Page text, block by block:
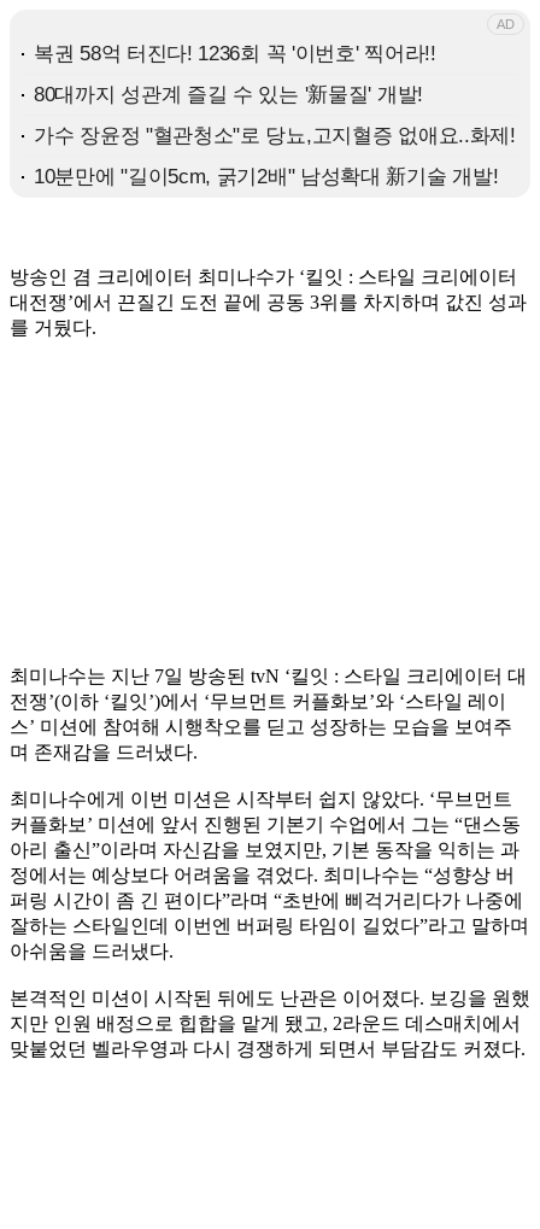
방송인 겸 크리에이터 최미나수가 ‘킬잇 : 스타일 크리에이터
대전쟁’에서 끈질긴 도전 끝에 공동 3위를 차지하며 값진 성과
를 거뒀다.
최미나수는 지난 7일 방송된 tvN ‘킬잇 : 스타일 크리에이터 대
전쟁’(이하 ‘킬잇’)에서 ‘무브먼트 커플화보’와 ‘스타일 레이
스’ 미션에 참여해 시행착오를 딛고 성장하는 모습을 보여주
며 존재감을 드러냈다.
최미나수에게 이번 미션은 시작부터 쉽지 않았다. ‘무브먼트
커플화보’ 미션에 앞서 진행된 기본기 수업에서 그는 “댄스동
아리 출신”이라며 자신감을 보였지만, 기본 동작을 익히는 과
정에서는 예상보다 어려움을 겪었다. 최미나수는 “성향상 버
퍼링 시간이 좀 긴 편이다”라며 “초반에 삐걱거리다가 나중에
잘하는 스타일인데 이번엔 버퍼링 타임이 길었다”라고 말하며
아쉬움을 드러냈다.
본격적인 미션이 시작된 뒤에도 난관은 이어졌다. 보깅을 원했
지만 인원 배정으로 힙합을 맡게 됐고, 2라운드 데스매치에서
맞붙었던 벨라우영과 다시 경쟁하게 되면서 부담감도 커졌다.